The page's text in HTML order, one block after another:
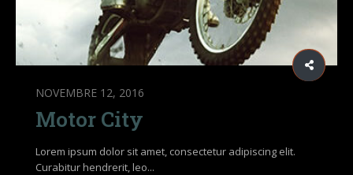
NOVEMBRE 12, 2016
Motor City
Lorem ipsum dolor sit amet, consectetur adipiscing elit.
Curabitur hendrerit, leo...